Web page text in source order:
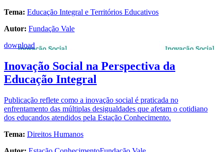
Tema: Educação Integral e Territórios Educativos
Autor: Fundação Vale
download
Inovação Social na Perspectiva da
Educação Integral
Publicação reflete como a inovação social é praticada no
enfrentamento das múltiplas desigualdades que afetam o cotidiano
dos educandos atendidos pela Estação Conhecimento.
Tema: Direitos Humanos